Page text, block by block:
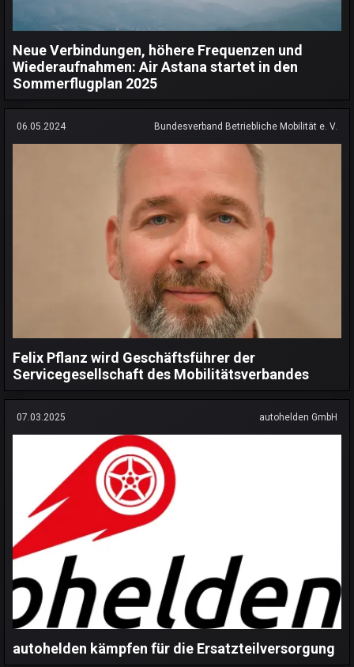
Neue Verbindungen, höhere Frequenzen und
Wiederaufnahmen: Air Astana startet in den
Sommerflugplan 2025
06.05.2024 Bundesverband Betriebliche Mobilität e. V.
Felix Pflanz wird Geschäftsführer der
Servicegesellschaft des Mobilitätsverbandes
07.03.2025 autohelden GmbH
autohelden kämpfen für die Ersatzteilversorgung